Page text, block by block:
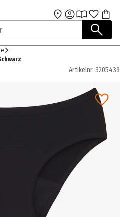
Zum Hauptinhalt
Artikelnr. 3205439